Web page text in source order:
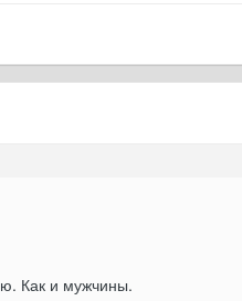
Как и мужчины.